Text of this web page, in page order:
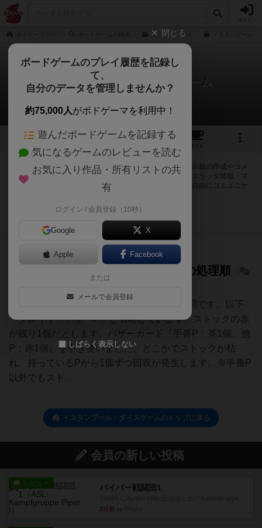
イスタンブール
イスタンブール：ダイスゲーム
1件の掲示板
7 10
カフェ
ログインするとイスタンブール：ダイスゲームに関する掲示板の作成やコメ
ントの書き込みが出来るようになります。ルールの疑問やエラッタ情報、マ
ニュアルでは判断し辛い曖昧な表記等について会員同士で自由にコミュニケ
ログイン/無料会員登録
が閲覧
バザーカードによるストック枯れの処理順
3〜4人プレイ時バザーカードについての質問です。以下
「プレイヤー」を「P」と省略しています。ストックの赤
が残り1個だとします。バザーカード『手番P：茶1個、他
P：赤1個』を引き使いました。どこかでストックが枯
れ、持っているPから1個ずつ回収が発生します。※手番P
以外でもスト...
イスタンブール：ダイスゲームのトップに戻る
会員の新しい投稿
レビュー パイパー戦闘団1
2分前
閉じる
ボードゲームのプレイ履歴を記録し
て、
自分のデータを管理しませんか？
約75,000人がボドゲーマを利用中！
遊んだボードゲームを記録する
気になるゲームのレビューを読む
お気に入り作品・所有リストの共
有
ログイン / 会員登録（10秒）
Google X
Apple Facebook
または
メールで会員登録
しばらく表示しない